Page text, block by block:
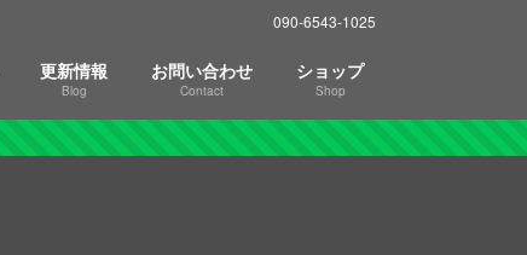
090-6543-1025
更新情報
Blog
お問い合わせ
Contact
ショップ
Shop